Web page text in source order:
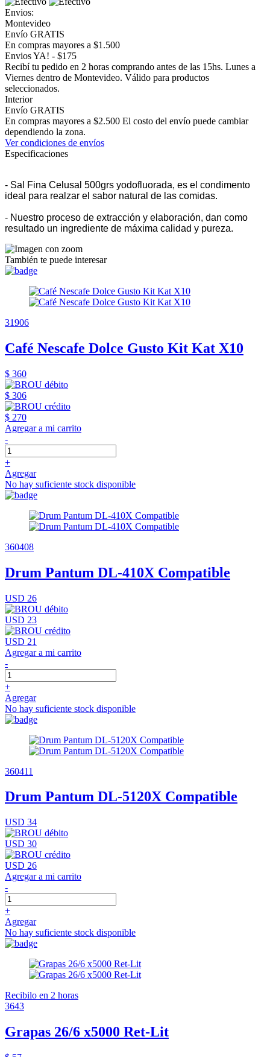
Envios:
Montevideo
Envío GRATIS
En compras mayores a $1.500
Envios YA! - $175
Recibí tu pedido en 2 horas comprando antes de las 15hs. Lunes a
Viernes dentro de Montevideo. Válido para productos
seleccionados.
Interior
Envío GRATIS
En compras mayores a $2.500 El costo del envío puede cambiar
dependiendo la zona.
Ver condiciones de envíos
Especificaciones
- Sal Fina Celusal 500grs yodofluorada, es el condimento
ideal para realzar el sabor natural de las comidas.
- Nuestro proceso de extracción y elaboración, dan como
resultado un ingrediente de máxima calidad y pureza.
También te puede interesar
31906
Café Nescafe Dolce Gusto Kit Kat X10
$ 360
$ 306
$ 270
Agregar a mi carrito
-
+
Agregar
No hay suficiente stock disponible
360408
Drum Pantum DL-410X Compatible
USD 26
USD 23
USD 21
Agregar a mi carrito
-
+
Agregar
No hay suficiente stock disponible
360411
Drum Pantum DL-5120X Compatible
USD 34
USD 30
USD 26
Agregar a mi carrito
-
+
Agregar
No hay suficiente stock disponible
Recibilo en 2 horas
3643
Grapas 26/6 x5000 Ret-Lit